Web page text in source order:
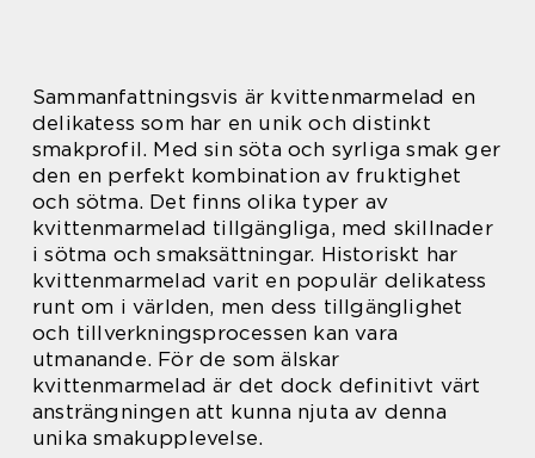
Sammanfattningsvis är kvittenmarmelad en
delikatess som har en unik och distinkt
smakprofil. Med sin söta och syrliga smak ger
den en perfekt kombination av fruktighet
och sötma. Det finns olika typer av
kvittenmarmelad tillgängliga, med skillnader
i sötma och smaksättningar. Historiskt har
kvittenmarmelad varit en populär delikatess
runt om i världen, men dess tillgänglighet
och tillverkningsprocessen kan vara
utmanande. För de som älskar
kvittenmarmelad är det dock definitivt värt
ansträngningen att kunna njuta av denna
unika smakupplevelse.